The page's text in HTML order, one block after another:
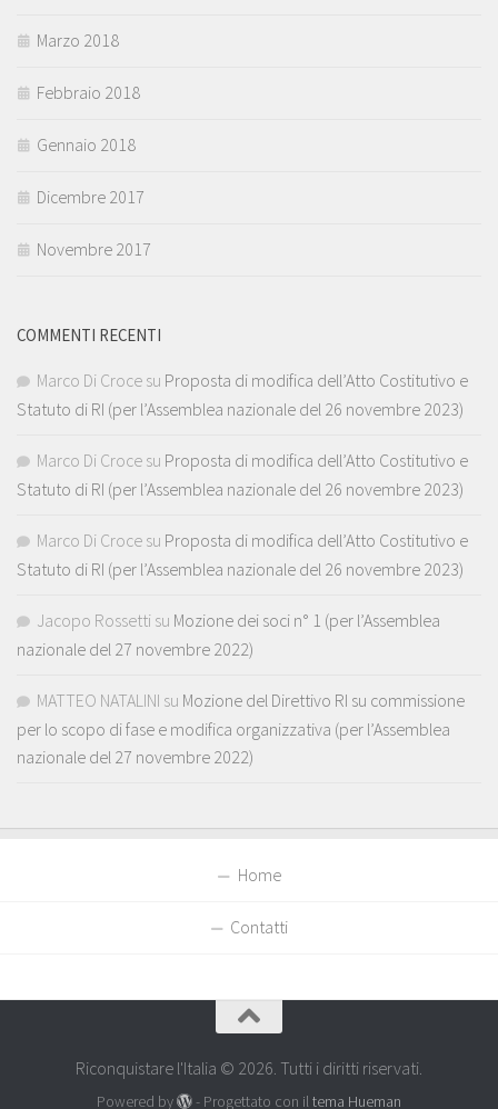
Marzo 2018
Febbraio 2018
Gennaio 2018
Dicembre 2017
Novembre 2017
COMMENTI RECENTI
Marco Di Croce su Proposta di modifica dell’Atto Costitutivo e
Statuto di RI (per l’Assemblea nazionale del 26 novembre 2023)
Marco Di Croce su Proposta di modifica dell’Atto Costitutivo e
Statuto di RI (per l’Assemblea nazionale del 26 novembre 2023)
Marco Di Croce su Proposta di modifica dell’Atto Costitutivo e
Statuto di RI (per l’Assemblea nazionale del 26 novembre 2023)
Jacopo Rossetti su Mozione dei soci n° 1 (per l’Assemblea
nazionale del 27 novembre 2022)
MATTEO NATALINI su Mozione del Direttivo RI su commissione
per lo scopo di fase e modifica organizzativa (per l’Assemblea
nazionale del 27 novembre 2022)
Home
Contatti
Riconquistare l'Italia © 2026. Tutti i diritti riservati.
Powered by - Progettato con iltema Hueman